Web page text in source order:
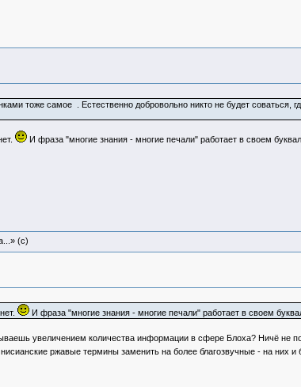
тоже самое . Естественно добровольно никто не будет соваться,
И фраза "многие знания - многие печали" работает в своем
(c)
И фраза "многие знания - многие печали" работает в своем
увеличением количества информации в сфере Блоха? Ничё не
ржавые термины заменить на более благозвучные - на них